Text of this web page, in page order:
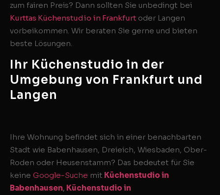
zum fairen Preis? Dann sollten Sie unbedingt bei
Kurttas Küchenstudio in Frankfurt oder Langen
vorbeikommen. Wir beraten Sie gerne und bieten
beste Lösungen.
Ihr Küchenstudio in der
Umgebung von Frankfurt und
Langen
Ihre Wohnung befindet sich in einer benachbarten
Stadt wie Babenhausen, Dreieich, Wiesbaden, Ober-
Roden oder Heusenstamm? Das bedeutet für Sie
keine Google-Suche mit Küchenstudio in
Babenhausen, Küchenstudio in